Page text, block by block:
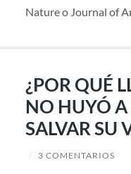
Nature o Journal of
¿POR QUÉ
NO HUYÓ
SALVAR SU
/ 3 COMENTARIOS